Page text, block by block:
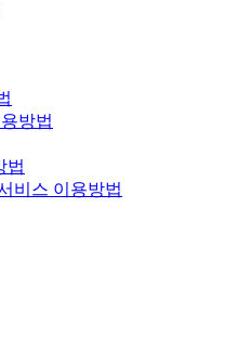
방법
법
비스 이용방법